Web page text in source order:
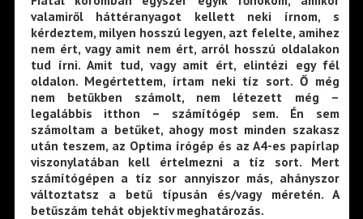
valamiről háttéranyagot kellett neki írnom, s
kérdeztem, milyen hosszú legyen, azt felelte, amihez
nem ért, vagy amit nem ért, arról hosszú oldalakon
tud írni. Amit tud, vagy amit ért, elintézi egy fél
oldalon. Megértettem, írtam neki tíz sort. Ő még
nem betűkben számolt, nem létezett még –
legalábbis itthon – számítógép sem. Én sem
számoltam a betűket, ahogy most minden szakasz
után teszem, az Optima írógép és az A4-es papírlap
viszonylatában kell értelmezni a tíz sort. Mert
számítógépen a tíz sor annyiszor más, ahányszor
változtatsz a betű típusán és/vagy méretén. A
betűszám tehát objektív meghatározás.